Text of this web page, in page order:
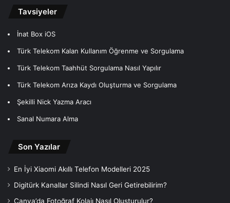
Tavsiyeler
İnat Box iOS
Türk Telekom Kalan Kullanım Öğrenme ve Sorgulama
Türk Telekom Taahhüt Sorgulama Nasıl Yapılır
Türk Telekom Arıza Kaydı Oluşturma ve Sorgulama
Şekilli Nick Yazma Aracı
Sanal Numara Alma
Son Yazılar
En İyi Xiaomi Akıllı Telefon Modelleri 2025
Digitürk Kanallar Silindi Nasıl Geri Getirebilirim?
Canva’da Fotoğraf Kolajı Nasıl Oluşturulur?